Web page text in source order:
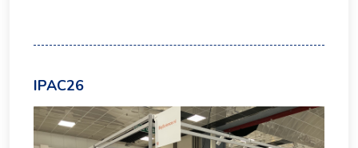
IPAC26